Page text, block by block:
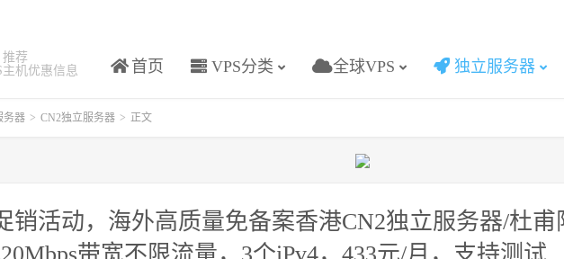
荐
机优惠信息
首页 VPS分类 全球VPS 独立服务器
务器 > CN2独立服务器 > 正文
销活动，海外高质量免备案香港CN2独立服务器/杜甫